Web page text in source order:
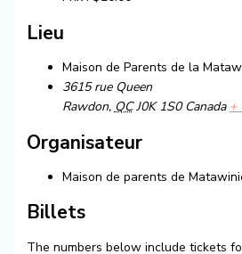
Lieu
Maison de Parents de la
3615 rue Queen
Rawdon, QC J0K 1S0 Canada +
Organisateur
Maison de parents de
Billets
The numbers below include tickets